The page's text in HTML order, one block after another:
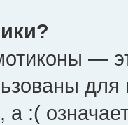
—
а :(